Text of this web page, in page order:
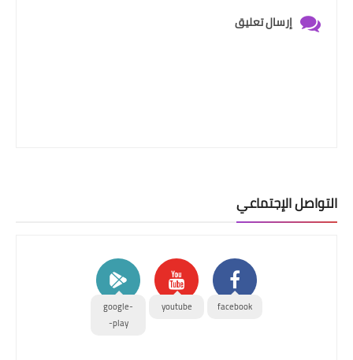
إرسال تعليق
التواصل الإجتماعي
facebook
youtube
google-
play-